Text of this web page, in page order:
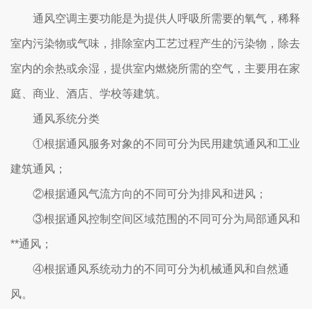
通风空调主要功能是为提供人呼吸所需要的氧气，稀释
室内污染物或气味，排除室内工艺过程产生的污染物，除去
室内的余热或余湿，提供室内燃烧所需的空气，主要用在家
庭、商业、酒店、学校等建筑。
通风系统分类
①根据通风服务对象的不同可分为民用建筑通风和工业
建筑通风；
②根据通风气流方向的不同可分为排风和进风；
③根据通风控制空间区域范围的不同可分为局部通风和
**通风；
④根据通风系统动力的不同可分为机械通风和自然通
风。